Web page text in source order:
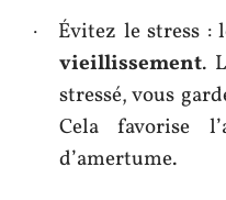
· Évitez le stress :
vieillissement.
stressé, vous
Cela favorise
d’amertume.